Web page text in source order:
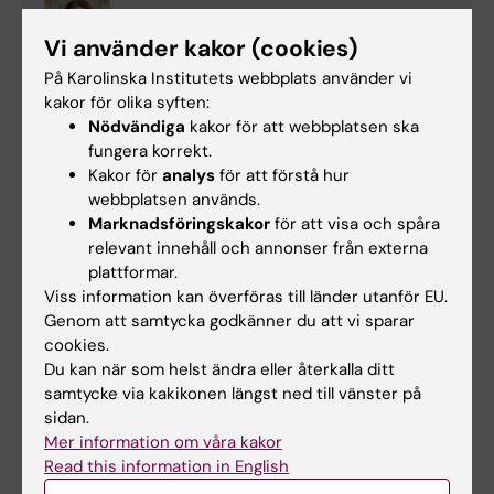
Utbildningsadministratör
Telefon:
+46852488194
E-post:
helena.sandstrom.2@ki.se
Päivi Vejby
Studievägledare
Telefon:
+46852488059
E-post:
paivi.vejby@ki.se
Canvas
Canvas är den lärplattform som används för
Vi använder kakor (cookies)
På Karolinska Institutets webbplats använder vi
kakor för olika syften:
Nödvändiga kakor för att webbplatsen ska
fungera korrekt.
Kakor för analys för att förstå hur
webbplatsen används.
Marknadsföringskakor för att visa och spåra
relevant innehåll och annonser från externa
plattformar.
Viss information kan överföras till länder utanför EU.
Genom att samtycka godkänner du att vi sparar
cookies.
Du kan när som helst ändra eller återkalla ditt
samtycke via kakikonen längst ned till vänster på
sidan.
Mer information om våra kakor
Read this information in English